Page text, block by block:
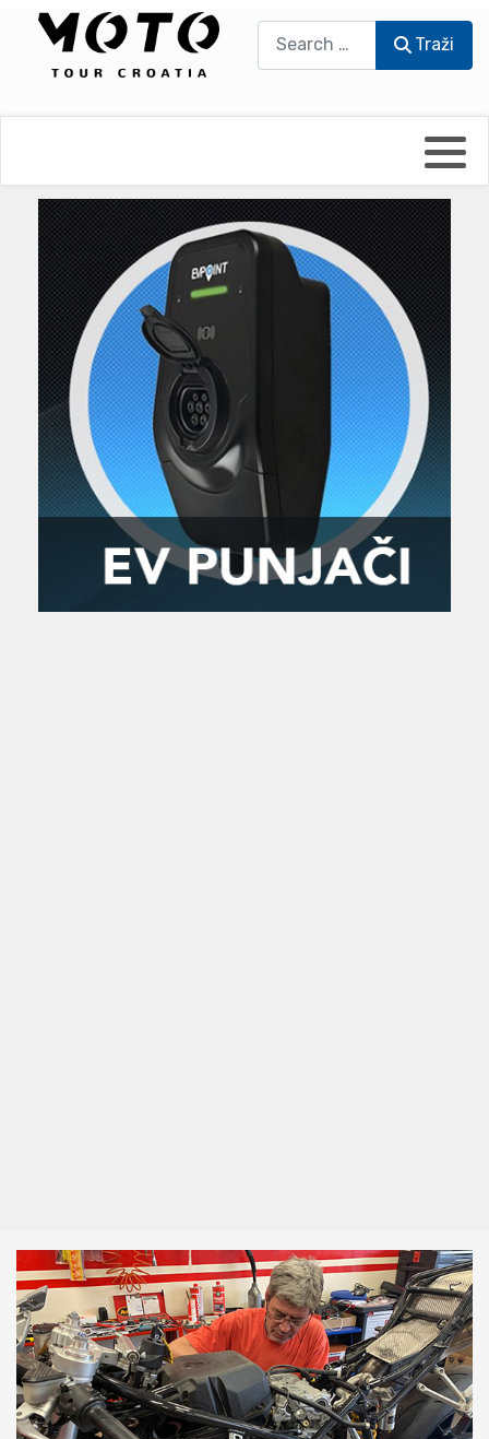
Traži
UmPaDrum
Moto servisi
Impressum
Damir Žerić - ELPASSO
Dario Dinter - Moto TOZ
Igor Kreč - UmPaDrum
Igor Kukec Brmbi
Slaven Gajdek
MTC - Moto Tour Croatia
Moto putopisi
Vikend vožnje
Zanimljivost
Najave i noviteti